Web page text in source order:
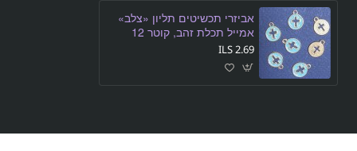
אביזרי תכשיטים תליון «צלב»
אמייל תכלת זהב, קוטר 12
בקוטר 5 מ״מ, 10 יחידות
2.69 ILS